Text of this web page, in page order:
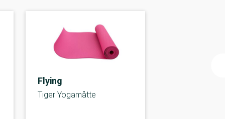
Flying
Tiger Yogamåtte